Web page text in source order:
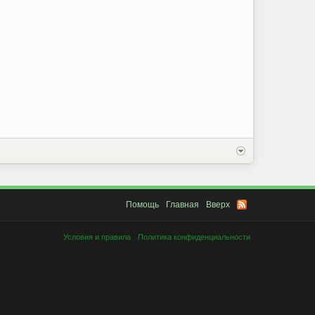
Помощь Главная Вверх
Условия и правила Политика конфиденциальности